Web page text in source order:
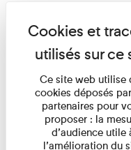
Ce site web utilise
cookies déposés
partenaires pour
proposer : la
d’audience utile
l’amélioration du